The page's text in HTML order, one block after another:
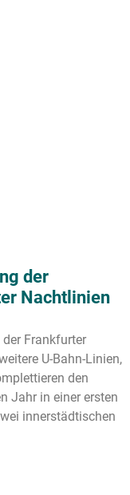
der
Nachtlinien
Frankfurter
U-Bahn-Linien,
den
Jahr in einer ersten
innerstädtischen